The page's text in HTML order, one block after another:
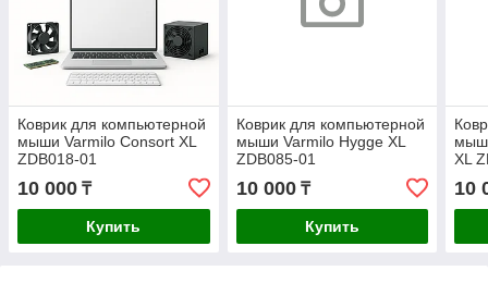
Коврик для компьютерной
мыши Varmilo Consort XL
ZDB018-01
10 000 ₸
Купить
Коврик для компьютерной
мыши Varmilo Hygge XL
ZDB085-01
10 000₸
Купить
XL
10